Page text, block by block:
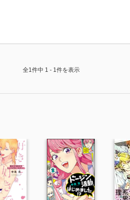
全1件中 1 - 1件を表示